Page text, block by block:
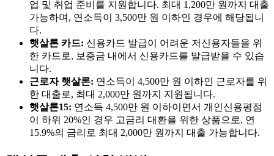
업 및 취업 준비를 지원합니다. 최대 1,200만 원까지 대출
가능하며, 연소득이 3,500만 원 이하인 경우에 해당됩니
다.
햇살론 카드: 신용카드 발급이 어려운 저신용자들을 위
한 카드로, 보증금 내에서 신용카드를 발급받을 수 있습
니다.
근로자 햇살론: 연소득이 4,500만 원 이하인 근로자를 위
한 대출로, 최대 2,000만 원까지 지원됩니다.
햇살론15: 연소득 4,500만 원 이하이면서 개인신용평점
이 하위 20%인 경우 고금리 대환을 위한 상품으로, 연
15.9%의 금리로 최대 2,000만 원까지 대출 가능합니다.